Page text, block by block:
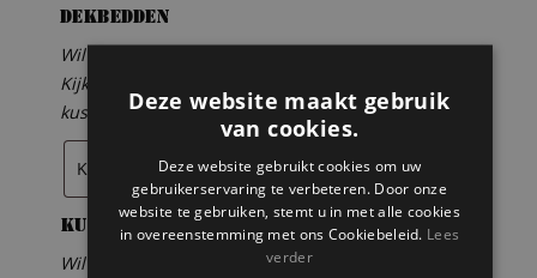
Dekbedden
Wil je ook dekbedden bestellen?
Kijk hiervoor bij producten-bedden-dekbedden en
kussens
Kussens
Wil je ook kussens bestellen?
Deze website maakt gebruik
van cookies.
Deze website gebruikt cookies om uw
gebruikerservaring te verbeteren. Door onze
website te gebruiken, stemt u in met alle cookies
in overeenstemming met ons Cookiebeleid. Lees
verder